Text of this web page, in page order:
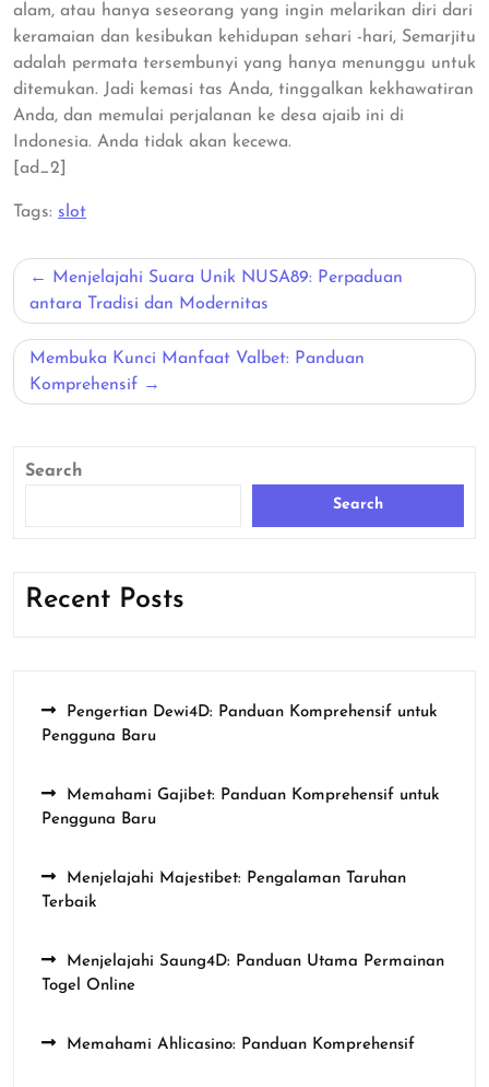
alam, atau hanya seseorang yang ingin melarikan diri dari
keramaian dan kesibukan kehidupan sehari -hari, Semarjitu
adalah permata tersembunyi yang hanya menunggu untuk
ditemukan. Jadi kemasi tas Anda, tinggalkan kekhawatiran
Anda, dan memulai perjalanan ke desa ajaib ini di
Indonesia. Anda tidak akan kecewa.
[ad_2]
Tags: slot
Post
navigation
Menjelajahi Suara Unik NUSA89: Perpaduan
antara Tradisi dan Modernitas
Membuka Kunci Manfaat Valbet: Panduan
Komprehensif
Search
Search
Recent Posts
Pengertian Dewi4D: Panduan Komprehensif untuk
Pengguna Baru
Memahami Gajibet: Panduan Komprehensif untuk
Pengguna Baru
Menjelajahi Majestibet: Pengalaman Taruhan
Terbaik
Menjelajahi Saung4D: Panduan Utama Permainan
Togel Online
Memahami Ahlicasino: Panduan Komprehensif